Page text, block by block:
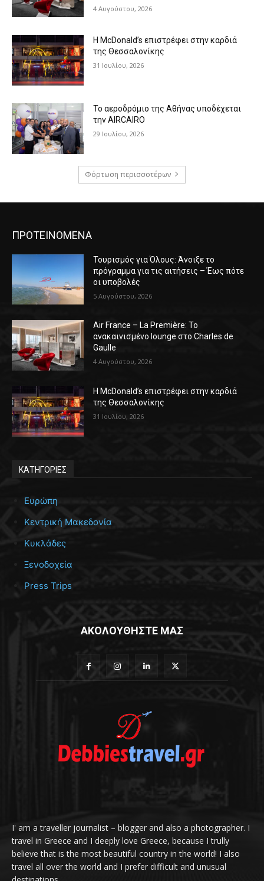
4 Αυγούστου, 2026
Η McDonald’s επιστρέφει στην καρδιά
της Θεσσαλονίκης
31 Ιουλίου, 2026
Το αεροδρόμιο της Αθήνας υποδέχεται
την AIRCAIRO
29 Ιουλίου, 2026
Φόρτωση περισσοτέρων
ΠΡΟΤΕΙΝΟΜΕΝΑ
Τουρισμός για Όλους: Άνοιξε το
πρόγραμμα για τις αιτήσεις – Έως πότε
οι υποβολές
5 Αυγούστου, 2026
Air France – La Première: Το
ανακαινισμένο lounge στο Charles de
Gaulle
4 Αυγούστου, 2026
Η McDonald’s επιστρέφει στην καρδιά
της Θεσσαλονίκης
31 Ιουλίου, 2026
ΚΑΤΗΓΟΡΙΕΣ
Ευρώπη
Κεντρική Μακεδονία
Κυκλάδες
Ξενοδοχεία
Press Trips
ΑΚΟΛΟΥΘΗΣΤΕ ΜΑΣ
I' am a traveller journalist – blogger and also a photographer. I
travel in Greece and I deeply love Greece, because I trully
believe that is the most beautiful country in the world! I also
travel all over the world and I prefer difficult and unusual